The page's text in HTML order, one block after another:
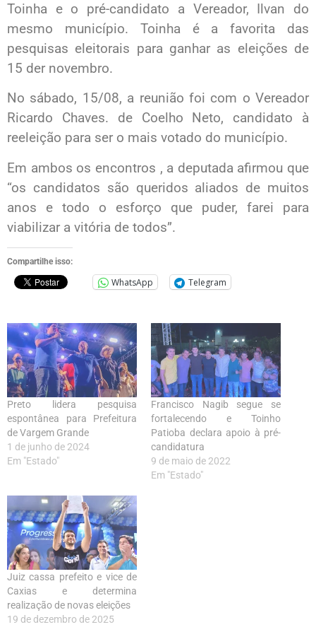
Toinha e o pré-candidato a Vereador, Ilvan do
mesmo município. Toinha é a favorita das
pesquisas eleitorais para ganhar as eleições de
15 der novembro.
No sábado, 15/08, a reunião foi com o Vereador
Ricardo Chaves. de Coelho Neto, candidato à
reeleição para ser o mais votado do município.
Em ambos os encontros , a deputada afirmou que
“os candidatos são queridos aliados de muitos
anos e todo o esforço que puder, farei para
viabilizar a vitória de todos”.
Compartilhe isso:
WhatsApp Telegram
Preto lidera pesquisa
espontânea para Prefeitura
de Vargem Grande
1 de junho de 2024
Em "Estado"
Francisco Nagib segue se
fortalecendo e Toinho
Patioba declara apoio à pré-
candidatura
9 de maio de 2022
Em "Estado"
Juiz cassa prefeito e vice de
Caxias e determina
realização de novas eleições
19 de dezembro de 2025